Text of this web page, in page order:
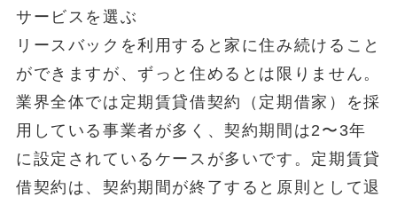
サービスを選ぶ
リースバックを利用すると家に住み続けること
ができますが、ずっと住めるとは限りません。
業界全体では定期賃貸借契約（定期借家）を採
用している事業者が多く、契約期間は2〜3年
に設定されているケースが多いです。定期賃貸
借契約は、契約期間が終了すると原則として退